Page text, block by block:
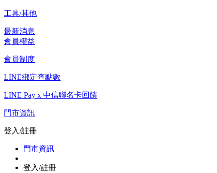
工具/其他
最新消息
會員權益
會員制度
LINE綁定查點數
LINE Pay x 中信聯名卡回饋
門市資訊
登入/註冊
門市資訊
登入/註冊